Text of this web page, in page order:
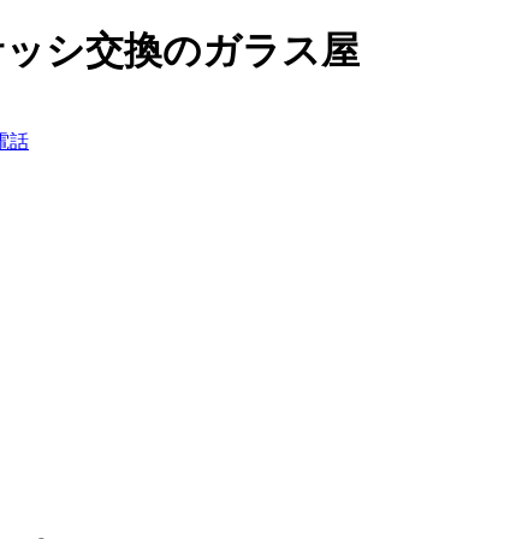
シ交換のガラス屋
話